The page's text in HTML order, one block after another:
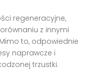
regeneracyjne,
z innymi
to, odpowiednie
naprawcze i
trzustki.